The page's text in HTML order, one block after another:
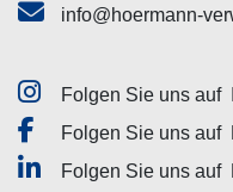
info@hoermann-
Folgen Sie uns auf
Folgen Sie uns auf
Folgen Sie uns auf